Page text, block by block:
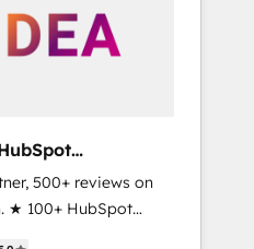
websites,
& RevOps
sales, and
growth With 6
and experience
500+ reviews on
★ 100+ HubSpot
across the team